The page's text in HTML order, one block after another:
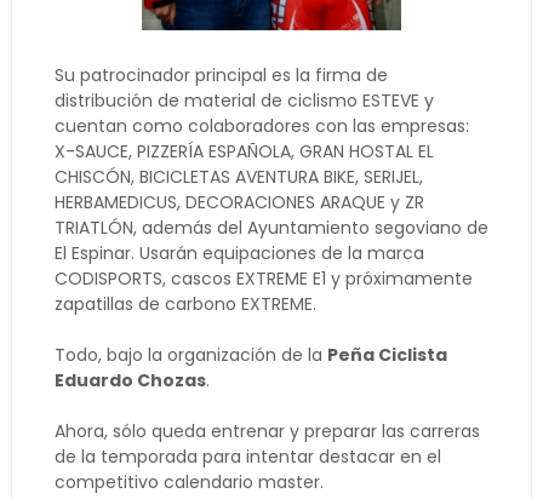
Su patrocinador principal es la firma de
distribución de material de ciclismo ESTEVE y
cuentan como colaboradores con las empresas:
X-SAUCE, PIZZERÍA ESPAÑOLA, GRAN HOSTAL EL
CHISCÓN, BICICLETAS AVENTURA BIKE, SERIJEL,
HERBAMEDICUS, DECORACIONES ARAQUE y ZR
TRIATLÓN, además del Ayuntamiento segoviano de
El Espinar. Usarán equipaciones de la marca
CODISPORTS, cascos EXTREME E1 y próximamente
zapatillas de carbono EXTREME.
Todo, bajo la organización de la Peña Ciclista
Eduardo Chozas.
Ahora, sólo queda entrenar y preparar las carreras
de la temporada para intentar destacar en el
competitivo calendario master.